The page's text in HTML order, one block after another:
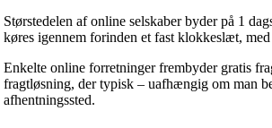
Størstedelen af online selskaber byder på 1
køres igennem forinden et fast klokkeslæt,
Enkelte online forretninger frembyder gratis
fragtløsning, der typisk – uafhængig om man
afhentningssted.